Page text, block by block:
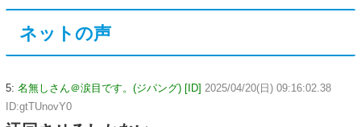
ネットの声
5: 名無しさん＠涙目です。(ジパング) [ID] 2025/04/20(日) 09:16:02.38
ID:gtTUnovY0